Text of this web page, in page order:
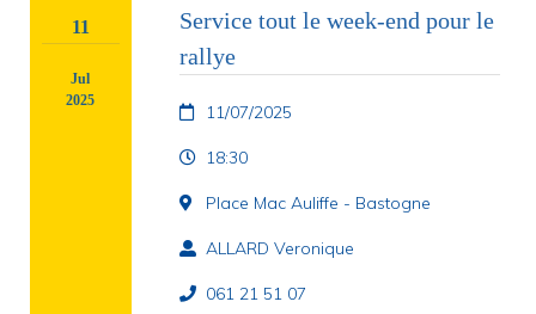
11
Jul
2025
Service tout le week-end pour le
rallye
11/07/2025
18:30
Place Mac Auliffe - Bastogne
ALLARD Veronique
061 21 51 07